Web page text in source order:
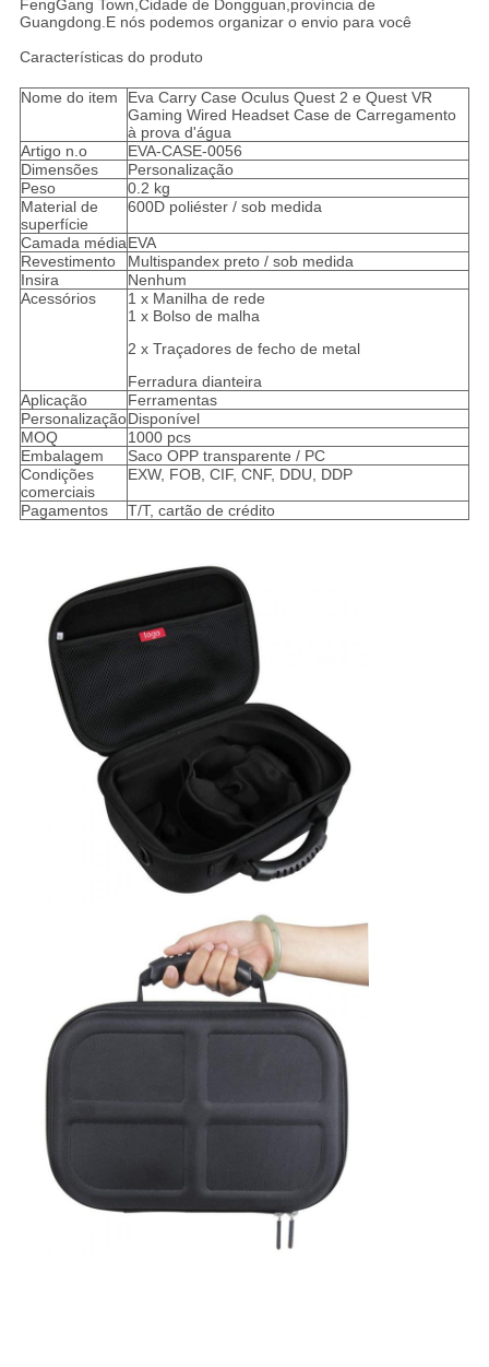
FengGang Town,Cidade de Dongguan,província de
Guangdong.E nós podemos organizar o envio para você
Características do produto
Nome do item
Eva Carry Case Oculus Quest 2 e Quest VR
Gaming Wired Headset Case de Carregamento
à prova d'água
Artigo n.o
EVA-CASE-0056
Dimensões
Personalização
Peso
0.2 kg
Material de
superfície
600D poliéster / sob medida
Camada médiaEVA
Revestimento
Multispandex preto / sob medida
Insira
Nenhum
Acessórios
1 x Manilha de rede
1 x Bolso de malha
2 x Traçadores de fecho de metal
Ferradura dianteira
Aplicação
Ferramentas
PersonalizaçãoDisponível
MOQ
1000 pcs
Embalagem
Saco OPP transparente / PC
Condições
comerciais
EXW, FOB, CIF, CNF, DDU, DDP
Pagamentos T/T, cartão de crédito